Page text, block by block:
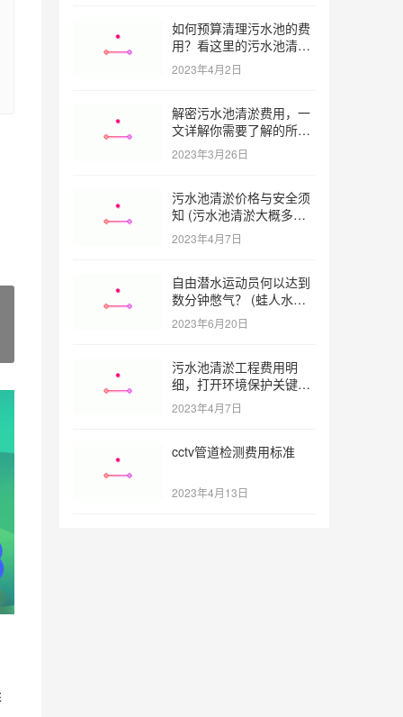
如何预算清理污水池的费
用？看这里的污水池清淤
工程报价表范本！ (污水
池清淤工程报价表范本)
2023年4月2日
解密污水池清淤费用，一
文详解你需要了解的所有
因素 (污水池清淤一米多
少钱)
2023年3月26日
污水池清淤价格与安全须
知 (污水池清淤大概多少
一方)
2023年4月7日
自由潜水运动员何以达到
数分钟憋气？ (蛙人水下
憋气最长多久)
2023年6月20日
污水池清淤工程费用明
细，打开环境保护关键之
门 (污水池清淤工程报价
明细)
2023年4月7日
cctv管道检测费用标准
2023年4月13日